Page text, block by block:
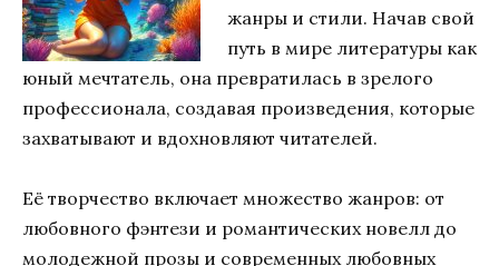
жанры и стили. Начав свой
путь в мире литературы как
юный мечтатель, она превратилась в зрелого
профессионала, создавая произведения, которые
захватывают и вдохновляют читателей.
Её творчество включает множество жанров: от
любовного фэнтези и романтических новелл до
молодежной прозы и современных любовных